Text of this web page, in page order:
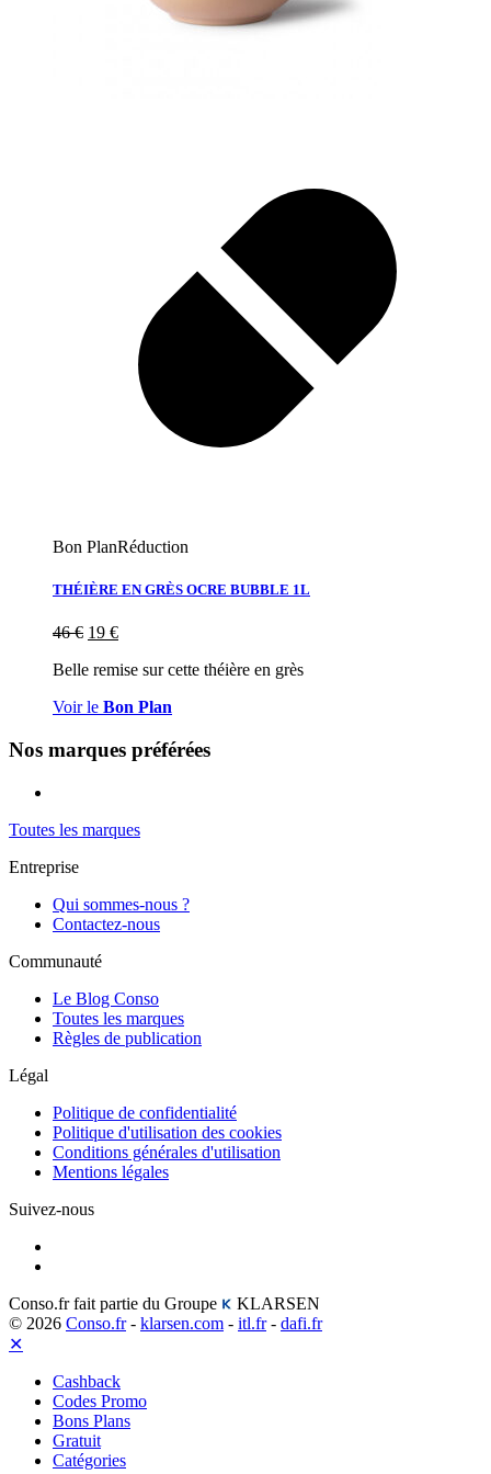
Bon PlanRéduction
THÉIÈRE EN GRÈS OCRE BUBBLE 1L
46€ 19 €
Belle remise sur cette théière en grès
Voir le Bon Plan
Nos marques préférées
Toutes les marques
Entreprise
Qui sommes-nous ?
Contactez-nous
Communauté
Le Blog Conso
Toutes les marques
Règles de publication
Légal
Politique de confidentialité
Politique d'utilisation des cookies
Conditions générales d'utilisation
Mentions légales
Suivez-nous
Conso.fr fait partie du Groupe
KLARSEN
© 2026 Conso.fr- klarsen.com - itl.fr- dafi.fr
✕
Cashback
Codes Promo
Bons Plans
Gratuit
Catégories